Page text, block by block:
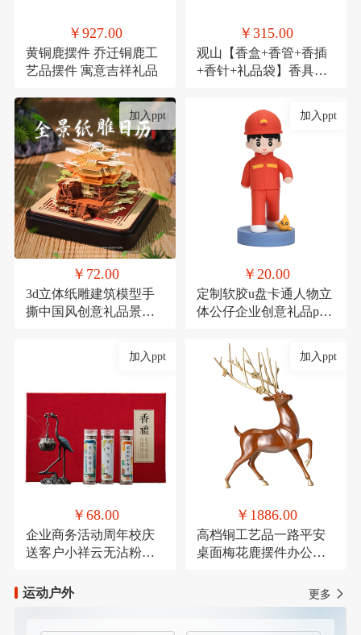
￥927.00
黄铜鹿摆件 乔迁铜鹿工
艺品摆件 寓意吉祥礼品
￥315.00
观山【香盒+香管+香插
+香针+礼品袋】香具商
加入ppt
￥72.00
3d立体纸雕建筑模型手
撕中国风创意礼品景点
加入ppt
￥20.00
定制软胶u盘卡通人物立
体公仔企业创意礼品pvc
加入ppt
￥68.00
企业商务活动周年校庆
送客户小祥云无沾粉盘
加入ppt
￥1886.00
高档铜工艺品一路平安
桌面梅花鹿摆件办公装
运动户外
更多